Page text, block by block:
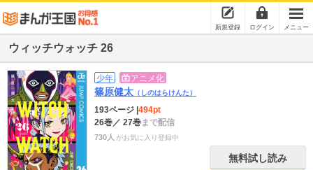
新規登録 ログイン メニュー
ウィッチウォッチ 26
少年 アニメ化
篠原健太 （しのはらけんた）
193ページ 494pt
26巻／ 27巻まで配信
730人 がお気に入り登録中
無料試し読み